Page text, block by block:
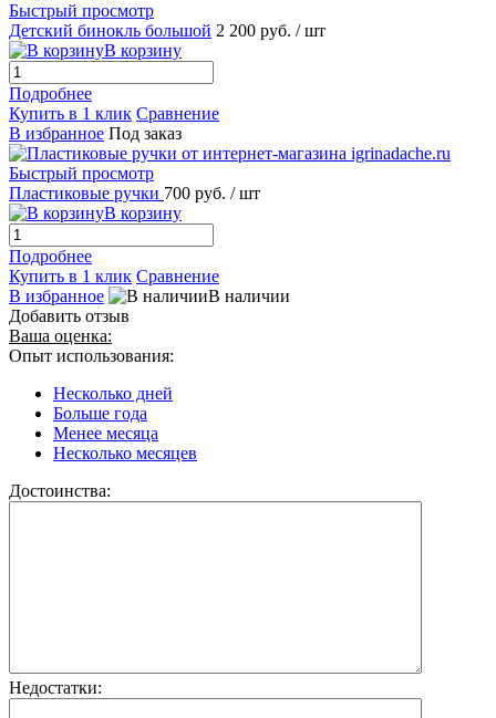
Быстрый просмотр
Детский бинокль большой 2 200 руб. / шт
В корзину
Подробнее
Купить в 1 клик Сравнение
В избранное Под заказ
Быстрый просмотр
Пластиковые ручки 700 руб. / шт
В корзину
Подробнее
Купить в 1 клик Сравнение
В избранное
В наличии
Добавить отзыв
Ваша оценка:
Опыт использования:
Несколько дней
Больше года
Менее месяца
Несколько месяцев
Достоинства:
Недостатки: